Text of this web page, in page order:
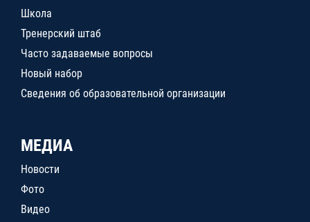
Школа
Тренерский штаб
Часто задаваемые вопросы
Новый набор
Сведения об образовательной организации
МЕДИА
Новости
Фото
Видео